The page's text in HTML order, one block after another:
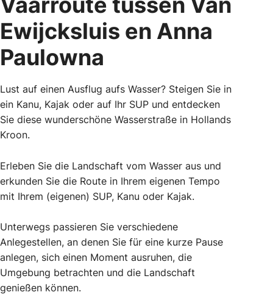
Ewijcksluis en Anna
Paulowna
Lust auf einen Ausflug aufs Wasser? Steigen Sie in
ein Kanu, Kajak oder auf Ihr SUP und entdecken
Sie diese wunderschöne Wasserstraße in Hollands
Kroon.
Erleben Sie die Landschaft vom Wasser aus und
erkunden Sie die Route in Ihrem eigenen Tempo
mit Ihrem (eigenen) SUP, Kanu oder Kajak.
Unterwegs passieren Sie verschiedene
Anlegestellen, an denen Sie für eine kurze Pause
anlegen, sich einen Moment ausruhen, die
Umgebung betrachten und die Landschaft
genießen können.